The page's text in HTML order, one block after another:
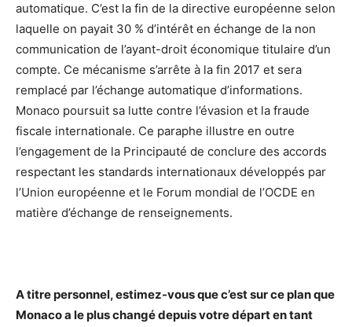
automatique. C’est la fin de la directive européenne selon
laquelle on payait 30 % d’intérêt en échange de la non
communication de l’ayant-droit économique titulaire d’un
compte. Ce mécanisme s’arrête à la fin 2017 et sera
remplacé par l’échange automatique d’informations.
Monaco poursuit sa lutte contre l’évasion et la fraude
fiscale internationale. Ce paraphe illustre en outre
l’engagement de la Principauté de conclure des accords
respectant les standards internationaux développés par
l’Union européenne et le Forum mondial de l’OCDE en
matière d’échange de renseignements.
A titre personnel, estimez-vous que c’est sur ce plan que
Monaco a le plus changé depuis votre départ en tant